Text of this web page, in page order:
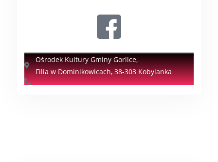
Ośrodek Kultury Gminy Gorlice,
Filia w Dominikowicach, 38-303 Kobylanka